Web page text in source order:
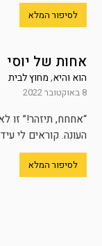
לסיפור המלא
אחות של יוסי
הוא והיא,מחוץ לבית
8 באוקטובר 2022
“אחחח, תיזהר!” זו
העונה. קוראים לי
לסיפור המלא